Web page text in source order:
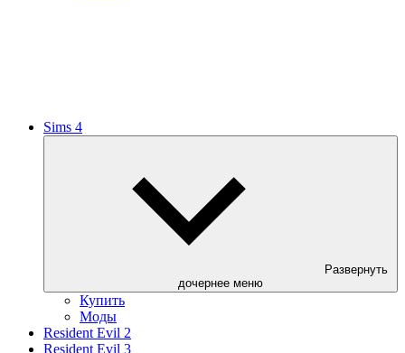
Sims 4
Развернуть
дочернее меню
Купить
Моды
Resident Evil 2
Resident Evil 3